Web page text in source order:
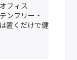
フィス
ンフリー・
置くだけで健